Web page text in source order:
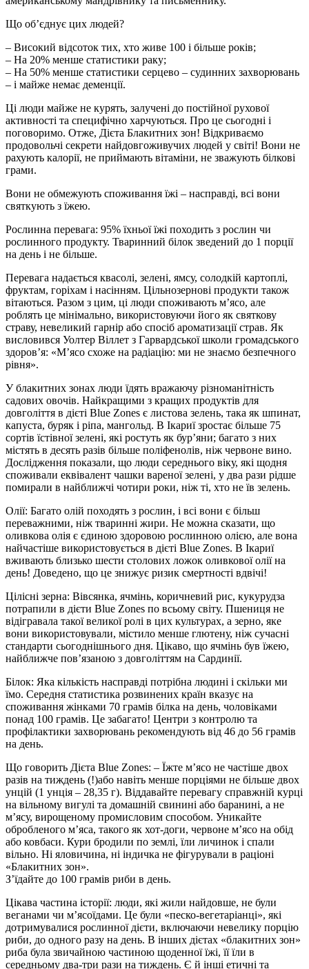
Що об’єднує цих людей?
– Високий відсоток тих, хто живе 100 і більше років;
– На 20% менше статистики раку;
– На 50% менше статистики серцево – судинних захворювань
– і майже немає деменції.
Ці люди майже не курять, залучені до постійної рухової
активності та специфічно харчуються. Про це сьогодні і
поговоримо. Отже, Дієта Блакитних зон! Відкриваємо
продовольчі секрети найдовгоживучих людей у світі! Вони не
рахують калорії, не приймають вітаміни, не зважують білкові
грами.
Вони не обмежують споживання їжі – насправді, всі вони
святкують з їжею.
Рослинна перевага: 95% їхньої їжі походить з рослин чи
рослинного продукту. Тваринний білок зведений до 1 порції
на день і не більше.
Перевага надається квасолі, зелені, ямсу, солодкій картоплі,
фруктам, горіхам і насінням. Цільнозернові продукти також
вітаються. Разом з цим, ці люди споживають м’ясо, але
роблять це мінімально, використовуючи його як святкову
страву, невеликий гарнір або спосіб ароматизації страв. Як
висловився Уолтер Віллет з Гарвардської школи громадського
здоров’я: «М’ясо схоже на радіацію: ми не знаємо безпечного
рівня».
У блакитних зонах люди їдять вражаючу різноманітність
садових овочів. Найкращими з кращих продуктів для
довголіття в дієті Blue Zones є листова зелень, така як шпинат,
капуста, буряк і ріпа, мангольд. В Ікариї зростає більше 75
сортів їстівної зелені, які ростуть як бур’яни; багато з них
містять в десять разів більше поліфенолів, ніж червоне вино.
Дослідження показали, що люди середнього віку, які щодня
споживали еквівалент чашки вареної зелені, у два рази рідше
помирали в найближчі чотири роки, ніж ті, хто не їв зелень.
Олії: Багато олій походять з рослин, і всі вони є більш
переважними, ніж тваринні жири. Не можна сказати, що
оливкова олія є єдиною здоровою рослинною олією, але вона
найчастіше використовується в дієті Blue Zones. В Ікариї
вживають близько шести столових ложок оливкової олії на
день! Доведено, що це знижує ризик смертності вдвічі!
Цілісні зерна: Вівсянка, ячмінь, коричневий рис, кукурудза
потрапили в дієти Blue Zones по всьому світу. Пшениця не
відігравала такої великої ролі в цих культурах, а зерно, яке
вони використовували, містило менше глютену, ніж сучасні
стандарти сьогоднішнього дня. Цікаво, що ячмінь був їжею,
найближче пов’язаною з довголіттям на Сардинії.
Білок: Яка кількість насправді потрібна людині і скільки ми
їмо. Середня статистика розвинених країн вказує на
споживання жінками 70 грамів білка на день, чоловіками
понад 100 грамів. Це забагато! Центри з контролю та
профілактики захворювань рекомендують від 46 до 56 грамів
на день.
Що говорить Дієта Blue Zones: – Їжте м’ясо не частіше двох
разів на тиждень (!)або навіть менше порціями не більше двох
унцій (1 унція – 28,35 г). Віддавайте перевагу справжній курці
на вільному вигулі та домашній свинині або баранині, а не
м’ясу, вирощеному промисловим способом. Уникайте
обробленого м’яса, такого як хот-доги, червоне м’ясо на обід
або ковбаси. Кури бродили по землі, їли личинок і спали
вільно. Ні яловичина, ні індичка не фігурували в раціоні
«Блакитних зон».
З’їдайте до 100 грамів риби в день.
Цікава частина історії: люди, які жили найдовше, не були
веганами чи м’ясоїдами. Це були «песко-вегетаріанці», які
дотримувалися рослинної дієти, включаючи невелику порцію
риби, до одного разу на день. В інших дієтах «блакитних зон»
риба була звичайною частиною щоденної їжі, її їли в
середньому два-три рази на тиждень. Є й інші етичні та